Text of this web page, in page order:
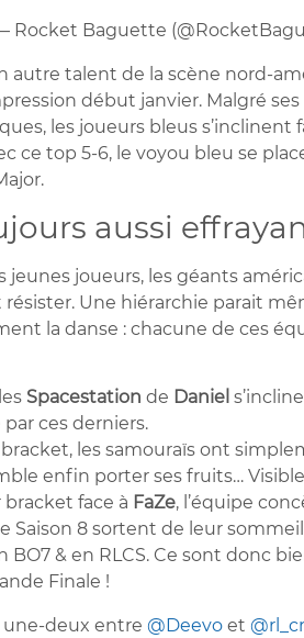
Rocket Baguette
autre talent de la scène nord-
début janvier. Malgré
les joueurs bleus s’inclinent
ce top 5-6, le voyou bleu se
aussi
jeunes joueurs, les géants
Une hiérarchie parait
la danse : chacune de ces
Spacestationde Daniel
ces derniers.
les samouraïs ont
enfin porter ses fruits…
face à FaZe, l’équipe
Saison 8 sortent de leur
BO7 & en RLCS. Ce sont donc
Finale !
une-deux entre@Deevo et